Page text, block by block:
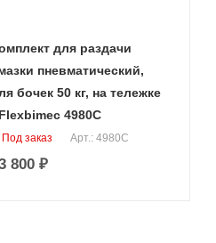
для раздачи
пневматический,
бочек 50 кг, на тележке
4980C
Под заказ Арт.: 4980C
800 ₽